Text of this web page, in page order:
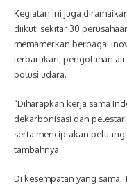
Kegiatan ini juga
diikuti sekitar 30
memamerkan berbagai
terbarukan, pengolahan
polusi udara.
“Diharapkan kerja sama
dekarbonisasi dan
serta menciptakan
tambahnya.
Di kesempatan yang sama,